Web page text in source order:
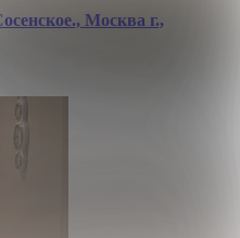
Москва г.,